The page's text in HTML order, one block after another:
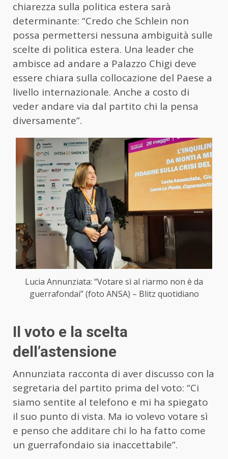
chiarezza sulla politica estera sarà
determinante: “Credo che Schlein non
possa permettersi nessuna ambiguità sulle
scelte di politica estera. Una leader che
ambisce ad andare a Palazzo Chigi deve
essere chiara sulla collocazione del Paese a
livello internazionale. Anche a costo di
veder andare via dal partito chi la pensa
diversamente”.
Lucia Annunziata: “Votare sì al riarmo non è da
guerrafondai” (foto ANSA) – Blitz quotidiano
Il voto e la scelta
dell’astensione
Annunziata racconta di aver discusso con la
segretaria del partito prima del voto: “Ci
siamo sentite al telefono e mi ha spiegato
il suo punto di vista. Ma io volevo votare sì
e penso che additare chi lo ha fatto come
un guerrafondaio sia inaccettabile”.